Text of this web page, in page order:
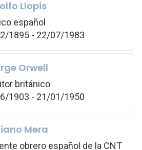
Llopis
español
1895 - 22/07/1983
Orwell
británico
1903 - 21/01/1950
Mera
obrero español de la CNT